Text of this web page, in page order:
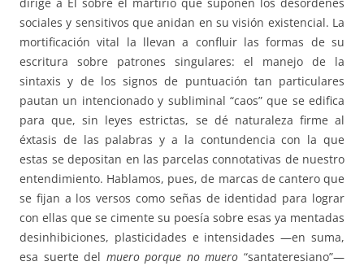
dirige a Él sobre el martirio que suponen los desórdenes
sociales y sensitivos que anidan en su visión existencial. La
mortificación vital la llevan a confluir las formas de su
escritura sobre patrones singulares: el manejo de la
sintaxis y de los signos de puntuación tan particulares
pautan un intencionado y subliminal “caos” que se edifica
para que, sin leyes estrictas, se dé naturaleza firme al
éxtasis de las palabras y a la contundencia con la que
estas se depositan en las parcelas connotativas de nuestro
entendimiento. Hablamos, pues, de marcas de cantero que
se fijan a los versos como señas de identidad para lograr
con ellas que se cimente su poesía sobre esas ya mentadas
desinhibiciones, plasticidades e intensidades —en suma,
esa suerte del muero porque no muero “santateresiano”—